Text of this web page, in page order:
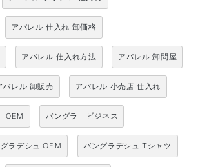
アパレル 仕入れ 卸価格
アパレル 仕入れ方法 アパレル 卸問屋
パレル 卸販売 アパレル 小売店 仕入れ
OEM バングラ ビジネス
ラデシュ OEM バングラデシュ Tシャツ